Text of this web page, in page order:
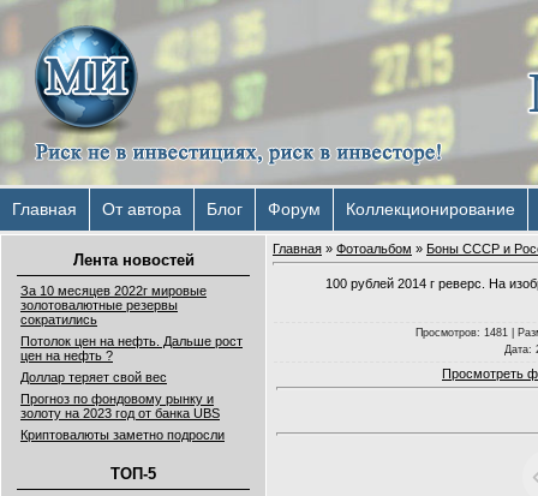
Главная От автора Блог Форум Коллекционирование
Лента новостей
За 10 месяцев 2022г мировые
золотовалютные резервы
сократились
Потолок цен на нефть. Дальше рост
цен на нефть ?
Доллар теряет свой вес
Прогноз по фондовому рынку и
золоту на 2023 год от банка UBS
Криптовалюты заметно подросли
ТОП-5
Главная » Фотоальбом » Боны СССР и
100 рублей 2014 г реверс. На
Просмотров: 1481 |
Дата:
Просмотреть